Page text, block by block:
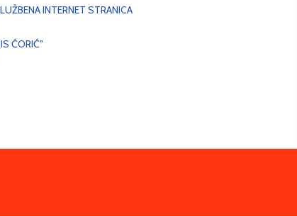
INTERNET STRANICA
ĆORIĆ"